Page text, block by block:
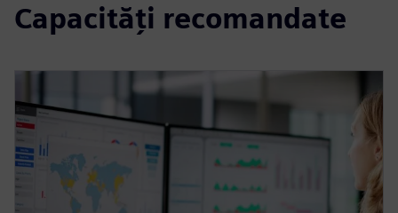
Capacități recomandate